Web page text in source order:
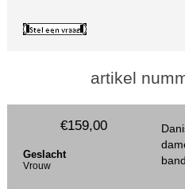
artikel
band
€159,00
Geslacht
Vrouw